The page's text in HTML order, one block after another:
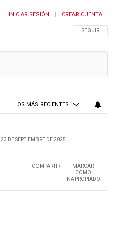
SIGA ESTA
SEGUIR
INICIAR SESIÓN CREAR CUENTA
LOS MÁS RECIENTES
23 DE SEPTIEMBRE DE 2025
COMPARTIR
MARCAR
COMO
INAPROPIADO